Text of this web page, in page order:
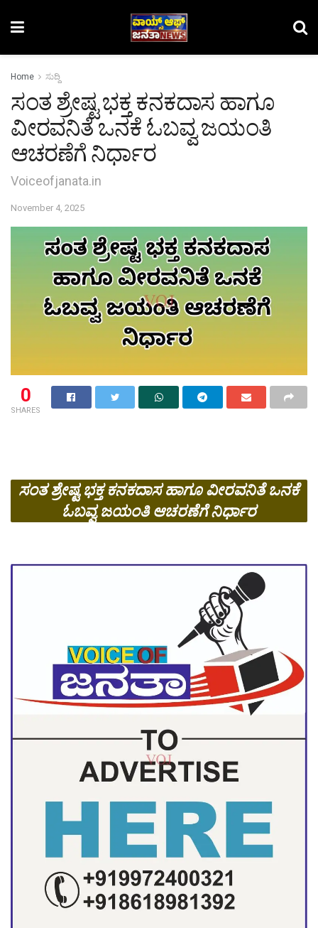
Home ಸುದ್ದಿ
ಸಂತ ಶ್ರೇಷ್ಟ ಭಕ್ತ ಕನಕದಾಸ ಹಾಗೂ
ವೀರವನಿತೆ ಒನಕೆ ಓಬವ್ವ ಜಯಂತಿ
ಆಚರಣೆಗೆ ನಿರ್ಧಾರ
Voiceofjanata.in
November 4, 2025
0
SHARES
ಸಂತ ಶ್ರೇಷ್ಟ ಭಕ್ತ ಕನಕದಾಸ ಹಾಗೂ ವೀರವನಿತೆ ಒನಕೆ
ಓಬವ್ವ ಜಯಂತಿ ಆಚರಣೆಗೆ ನಿರ್ಧಾರ